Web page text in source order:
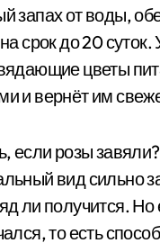
запах от воды,
срок до 20
цветы
и вернёт им
если розы
вид сильно
ли получится. Но
то есть